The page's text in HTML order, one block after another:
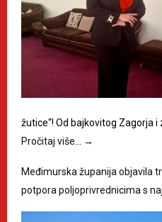
žutice“! Od bajkovitog Zagorja
Pročitaj više…
→
Međimurska županija objavila
potpora poljoprivrednicima s